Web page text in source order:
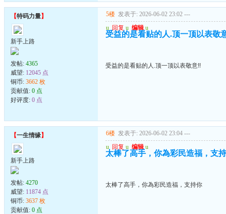
【特码力量】
新手上路
发帖: 4365
威望: 12045 点
铜币: 3662 枚
贡献值: 0 点
好评度: 0 点
5楼 发表于: 2026-06-02 23:02 ---
u 回复 u 编辑 u
受益的是看贴的人.顶一顶以表敬
受益的是看贴的人.顶一顶以表敬意!!
【一生情缘】
新手上路
发帖: 4270
威望: 11874 点
铜币: 3637 枚
贡献值: 0 点
6楼 发表于: 2026-06-02 23:04 ---
u 回复 u 编辑 u
太棒了高手，你為彩民造福，支
太棒了高手，你為彩民造福，支持你